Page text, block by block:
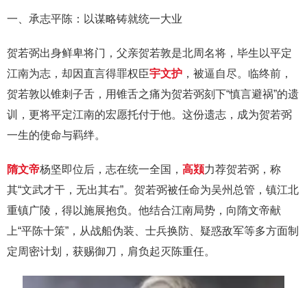
一、承志平陈：以谋略铸就统一大业
贺若弼出身鲜卑将门，父亲贺若敦是北周名将，毕生以平定
江南为志，却因直言得罪权臣宇文护 ，被逼自尽。临终前，
贺若敦以锥刺子舌，用锥舌之痛为贺若弼刻下“慎言避祸”的遗
训，更将平定江南的宏愿托付于他。这份遗志，成为贺若弼
一生的使命与羁绊。
隋文帝杨坚即位后，志在统一全国， 高颎力荐贺若弼，称
其“文武才干，无出其右”。贺若弼被任命为吴州总管，镇江北
重镇广陵，得以施展抱负。他结合江南局势，向隋文帝献
上“平陈十策”，从战船伪装、士兵换防、疑惑敌军等多方面制
定周密计划，获赐御刀，肩负起灭陈重任。